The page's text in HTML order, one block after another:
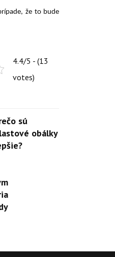
že to bude
4.4/5 - (13
votes)
sú
obálky